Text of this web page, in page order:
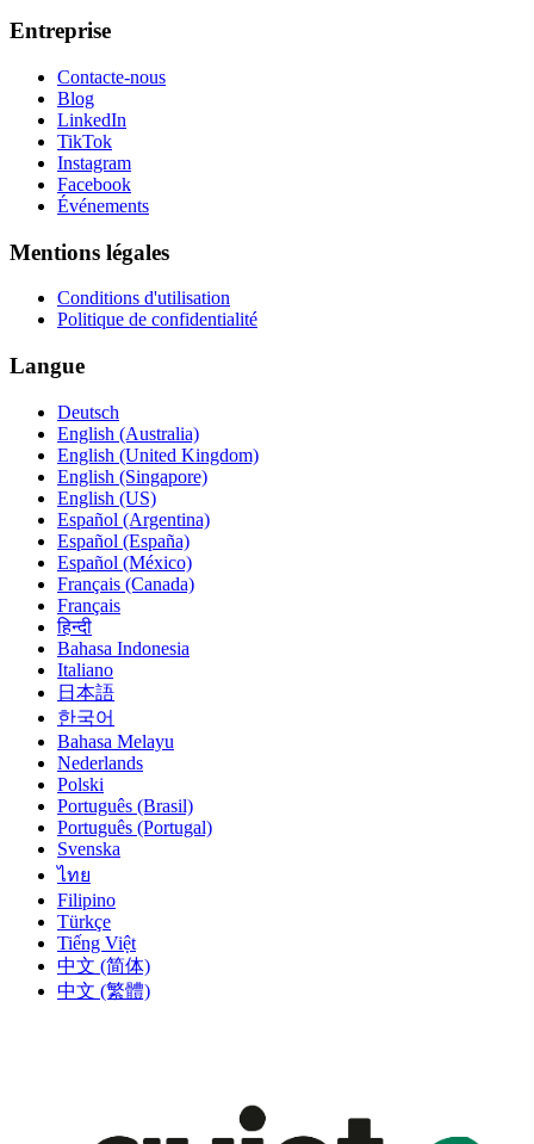
Entreprise
Contacte-nous
Blog
LinkedIn
TikTok
Instagram
Facebook
Événements
Mentions légales
Conditions d'utilisation
Politique de confidentialité
Langue
Deutsch
English (Australia)
English (United Kingdom)
English (Singapore)
English (US)
Español (Argentina)
Español (España)
Español (México)
Français (Canada)
Français
हिन्दी
Bahasa Indonesia
Italiano
日本語
한국어
Bahasa Melayu
Nederlands
Polski
Português (Brasil)
Português (Portugal)
Svenska
ไทย
Filipino
Türkçe
Tiếng Việt
中文 (简体)
中文 (繁體)